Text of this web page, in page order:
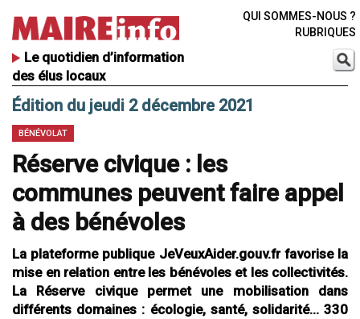
Le quotidien d’information
des élus locaux
QUI SOMMES-NOUS ?
RUBRIQUES
Édition du jeudi 2 décembre 2021
BÉNÉVOLAT
Réserve civique : les
communes peuvent faire appel
à des bénévoles
La plateforme publique JeVeuxAider.gouv.fr favorise la
mise en relation entre les bénévoles et les collectivités.
La Réserve civique permet une mobilisation dans
différents domaines : écologie, santé, solidarité... 330